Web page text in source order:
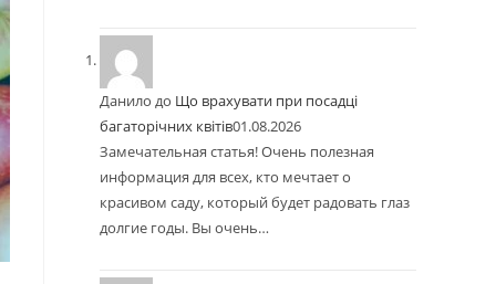
Данило до Що врахувати при посадці
багаторічних квітів01.08.2026
Замечательная статья! Очень полезная
информация для всех, кто мечтает о
красивом саду, который будет радовать глаз
долгие годы. Вы очень…